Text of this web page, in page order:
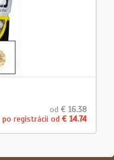
od € 16.38
po registrácii od € 14.74